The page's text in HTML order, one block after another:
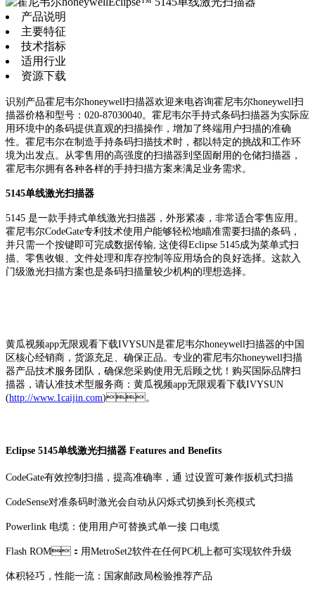
产品说明
主要特征
技术指标
适用行业
资源下载
识别产品霍尼韦尔honeywell扫描器欢迎来电咨询霍尼韦尔honeywell扫
描器价格和型号：020-87030040。霍尼韦尔手持式条码扫描器为实际应
用环境中的条码提供直观的扫描操作，增加了终端用户扫描的准确
性。霍尼韦尔在制造手持条码扫描技术时，都以特定的挑战和工作环
境为出发点。从零售用的高强度的扫描器到坚固耐用的仓储扫描器，
霍尼韦尔拥有各种各样的手持扫描方案来满足业务需求。
5145单线激光扫描器
5145 是一款手持式单线激光扫描器，外形紧凑，非常适合零售应用。
霍尼韦尔CodeGate专利技术使用户能够轻松地瞄准需要扫描的条码，
并只需一个按键即可完成数据传输, 这使得Eclipse 5145成为菜单式扫
描、零售收银、文件处理和库存控制等应用场合的良好选择。这款入
门级激光扫描方案也是条码扫描量较少机构的理想选择。
黄瓜视频app无限观看下载IVYSUN是霍尼韦尔honeywell扫描器的中国
区核心经销商，货源充足、确保正品。专业的霍尼韦尔honeywell扫描
器产品技术服务团队，确保您采购使用无后顾之忧！购买国际品牌扫
描器，请认准技术型服务商：黄瓜视频app无限观看下载IVYSUN
(http://www.1caijin.com)。
Eclipse 5145单线激光扫描器 Features and Benefits
CodeGate有效控制扫描，提高准确率，通 过设置可兼作扳机式扫描
CodeSense对准条码时激光会自动从闪烁式切换到长亮模式
Powerlink 电缆：使用用户可替换式单一接 口电缆
Flash ROM：用MetroSet2软件在任何PC机上都可实现软件升级
体积轻巧，性能一流：国家邮政局检验推荐产品